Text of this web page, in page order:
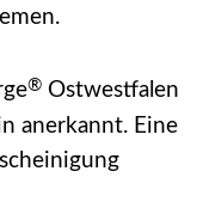
® Ostwestfalen
anerkannt. Eine